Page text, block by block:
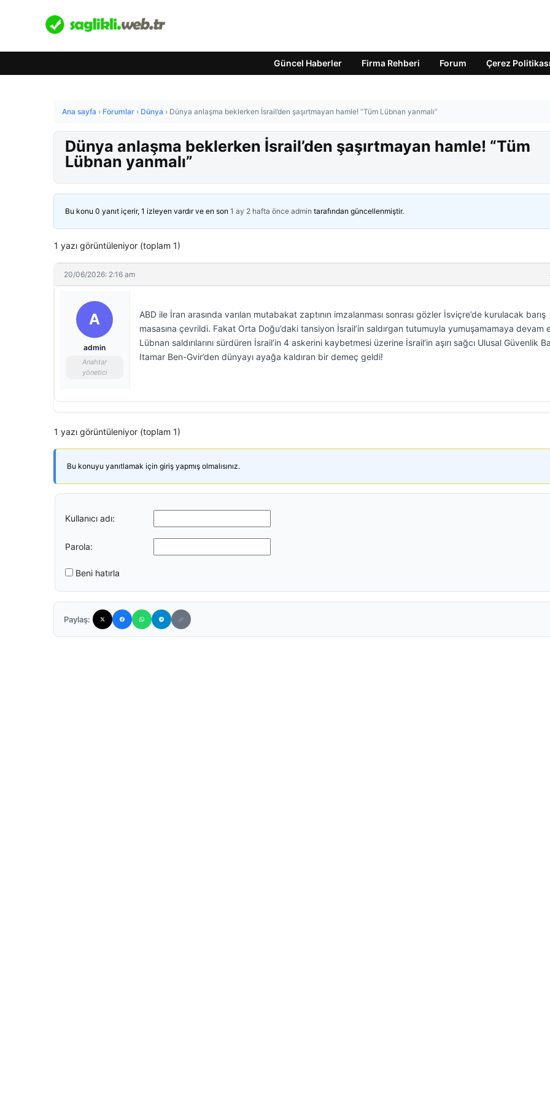
Güncel Haberler Firma Rehberi Forum Çerez Politikası
Ana sayfa › Forumlar › Dünya › Dünya anlaşma beklerken İsrail’den şaşırtmayan hamle! “Tüm Lübnan yanmalı”
Dünya anlaşma beklerken İsrail’den şaşırtmayan hamle! “Tüm
Lübnan yanmalı”
Bu konu 0 yanıt içerir, 1 izleyen vardır ve en son 1 ay 2 hafta önce admin tarafından güncellenmiştir.
1 yazı görüntüleniyor (toplam 1)
20/06/2026: 2:16 am
A
admin
Anahtar
yönetici
ABD ile İran arasında varılan mutabakat zaptının imzalanması sonrası gözler İsviçre’de kurulacak barış
masasına çevrildi. Fakat Orta Doğu’daki tansiyon İsrail’in saldırgan tutumuyla yumuşamamaya devam
Lübnan saldırılarını sürdüren İsrail’in 4 askerini kaybetmesi üzerine İsrail’in aşırı sağcı Ulusal Güvenlik
Itamar Ben-Gvir’den dünyayı ayağa kaldıran bir demeç geldi!
1 yazı görüntüleniyor (toplam 1)
Bu konuyu yanıtlamak için giriş yapmış olmalısınız.
Kullanıcı adı:
Parola:
Beni hatırla
Paylaş: